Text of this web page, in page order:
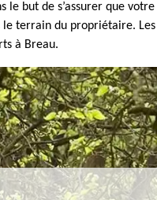
but de s’assurer que
terrain du propriétaire. Les
à Breau.